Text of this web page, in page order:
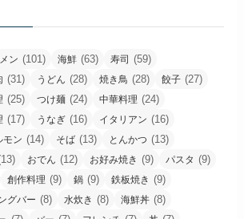
ン (101) 海鮮 (63) 寿司 (59)
(31) うどん (28) 焼き鳥 (28) 餃子 (27)
(25) つけ麺 (24) 中華料理 (24)
(17) うなぎ (16) イタリアン (16)
モン (14) そば (13) とんかつ (13)
おでん (12) お好み焼き (9) パスタ (9)
創作料理 (9) 鍋 (9) 鉄板焼き (9)
グバー (8) 水炊き (8) 海鮮丼 (8)